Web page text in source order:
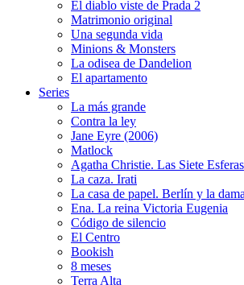
El diablo viste de Prada 2
Matrimonio original
Una segunda vida
Minions & Monsters
La odisea de Dandelion
El apartamento
Series
La más grande
Contra la ley
Jane Eyre (2006)
Matlock
Agatha Christie. Las Siete Esferas
La caza. Irati
La casa de papel. Berlín y la
Ena. La reina Victoria Eugenia
Código de silencio
El Centro
Bookish
8 meses
Terra Alta